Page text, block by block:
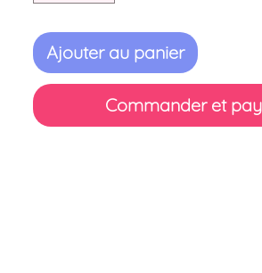
Ajouter au panier
Commander et